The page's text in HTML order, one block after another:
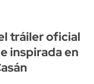
tráiler oficial
inspirada en